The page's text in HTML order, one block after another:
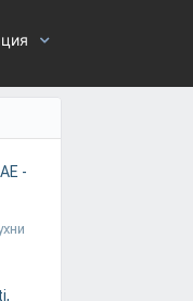
-